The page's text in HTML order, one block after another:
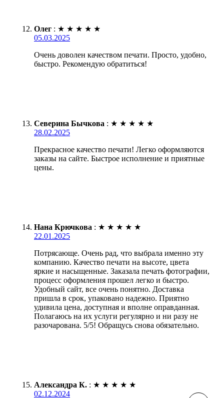
Олег : ★ ★ ★ ★ ★
05.03.2025
Очень доволен качеством печати. Просто, удобно,
быстро. Рекомендую обратиться!
Северина Бычкова : ★ ★ ★ ★ ★
28.02.2025
Прекрасное качество печати! Легко оформляются
заказы на сайте. Быстрое исполнение и приятные
цены.
Нана Крючкова : ★ ★ ★ ★ ★
22.01.2025
Потрясающе. Очень рад, что выбрала именно эту
компанию. Качество печати на высоте, цвета
яркие и насыщенные. Заказала печать фотографии,
процесс оформления прошел легко и быстро.
Удобный сайт, все очень понятно. Доставка
пришла в срок, упаковано надежно. Приятно
удивила цена, доступная и вполне оправданная.
Полагаюсь на их услуги регулярно и ни разу не
разочарована. 5/5! Обращусь снова обязательно.
Александра К. : ★ ★ ★ ★ ★
02.12.2024